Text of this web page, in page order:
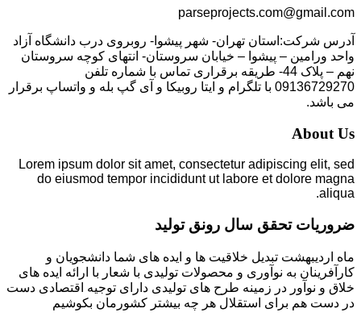
parseprojects.com@gmail.com
آدرس شرکت:استان تهران- شهر پیشوا- روبروی درب دانشگاه آزاد
واحد ورامین – پیشوا – خیابان سروستان- انتهای کوچه سروستان
نهم – پلاک 44- طریقه برقراری تماس با شماره تلفن
09136729270 با تلگرام و ایتا روبیکا و آی گپ بله و واتساپ برقرار
می باشد.
About Us
Lorem ipsum dolor sit amet, consectetur adipiscing elit, sed
do eiusmod tempor incididunt ut labore et dolore magna
aliqua.
ضروریات تحقق سال رونق تولید
ماه اردیبهشت تبدیل خلاقیت ها و ایده های شما دانشجویان و
کارآفرینان به نوآوری و محصولات تولیدی با شعار با ارائه ایده های
خلاق و نوآور در زمینه طرح های تولیدی دارای توجیه اقتصادی دست
در دست هم برای استقلال هر چه بیشتر کشورمان بکوشیم